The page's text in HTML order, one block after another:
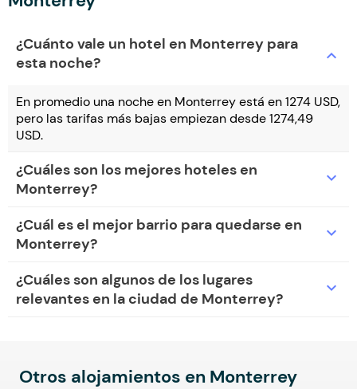
¿Cuánto vale un hotel en Monterrey para
esta noche?
expand_more
En promedio una noche en Monterrey está en 1274 USD,
pero las tarifas más bajas empiezan desde 1274,49
USD.
¿Cuáles son los mejores hoteles en
Monterrey?
expand_more
¿Cuál es el mejor barrio para quedarse en
Monterrey?
expand_more
¿Cuáles son algunos de los lugares
relevantes en la ciudad de Monterrey?
expand_more
Otros alojamientos en Monterrey